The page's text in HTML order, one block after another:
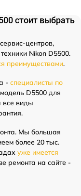
стоит выбрать
центров,
Nikon D5500.
преимуществами.
- специалисты по
D5500 для
все виды
Мы большая
более 20 тыс.
уже имеется
ремонта на сайте -